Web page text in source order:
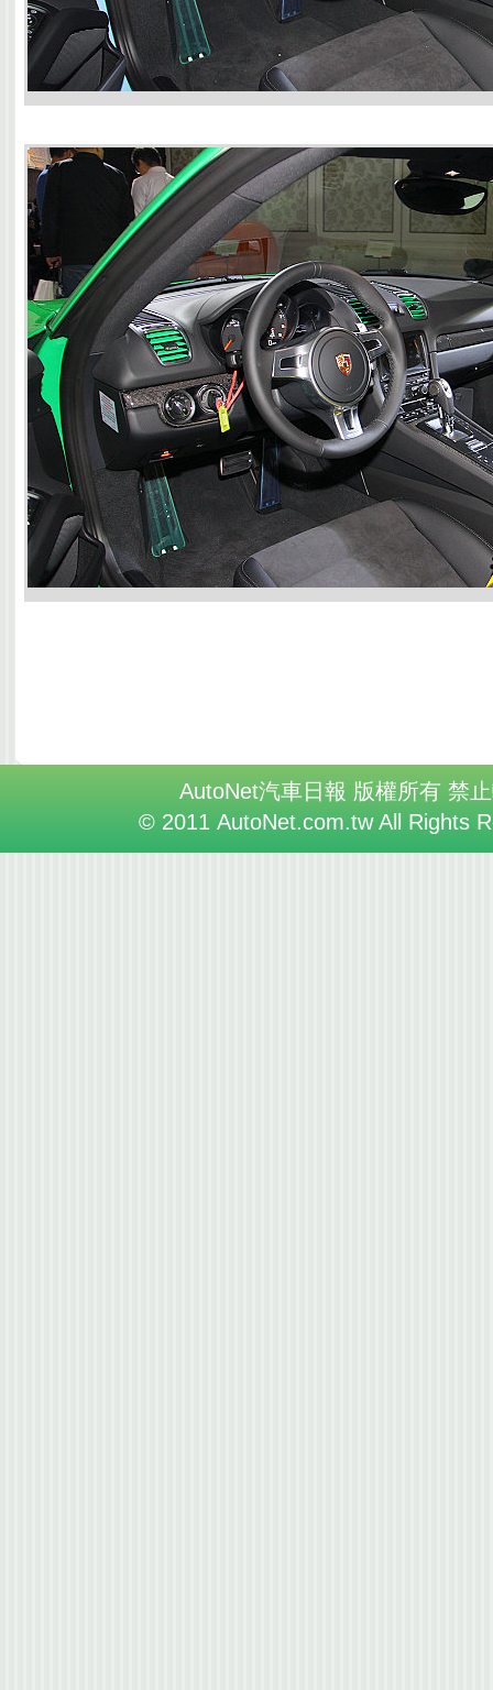
AutoNet汽車日報 版權所有 禁
© 2011 AutoNet.com.tw All Rights